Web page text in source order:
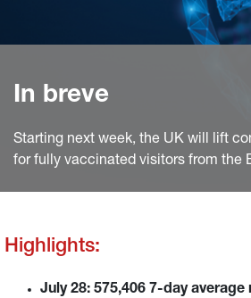
In breve
Starting next week, the UK will lift
for fully vaccinated visitors from the
Highlights:
July 28: 575,406 7-day average